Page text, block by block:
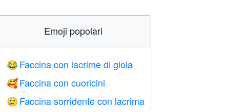
Emoji popolari
😂 Faccina con lacrime di gioia
🥰 Faccina con cuoricini
🥲 Faccina sorridente con lacrima